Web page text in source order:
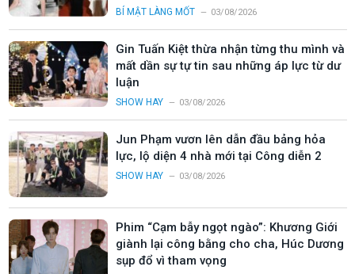
BÍ MẬT LÀNG MỐT 03/08/2026
Gin Tuấn Kiệt thừa nhận từng thu mình và
mất dần sự tự tin sau những áp lực từ dư
luận
SHOW HAY 03/08/2026
Jun Phạm vươn lên dẫn đầu bảng hỏa
lực, lộ diện 4 nhà mới tại Công diễn 2
SHOW HAY 03/08/2026
Phim “Cạm bẫy ngọt ngào”: Khương Giới
giành lại công bằng cho cha, Húc Dương
sụp đổ vì tham vọng